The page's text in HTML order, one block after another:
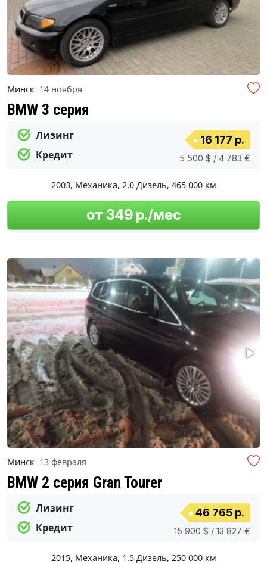
Минск 14 ноября
BMW 3 серия
Лизинг
Кредит
16 177 р.
5 500 $ / 4 783 €
2003, Механика, 2.0 Дизель, 465 000 км
от 349 р./мес
Минск 13 февраля
BMW 2 серия Gran Tourer
Лизинг
Кредит
46 765 р.
15 900 $ / 13 827 €
2015, Механика, 1.5 Дизель, 250 000 км